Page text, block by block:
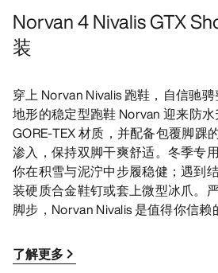
Norvan 4 Nivalis GTX
装
穿上 Norvan Nivalis 跑鞋，自信驰
地形的稳定型跑鞋 Norvan 迎来防
GORE-TEX 材质，并配备包覆脚踝
渗入，保持双脚干爽舒适。冬季专
你在积雪与泥泞中步履稳健；遇到
装硬质合金鞋钉或套上微型冰爪。
脚步，Norvan Nivalis 是值得你信赖
了解更多